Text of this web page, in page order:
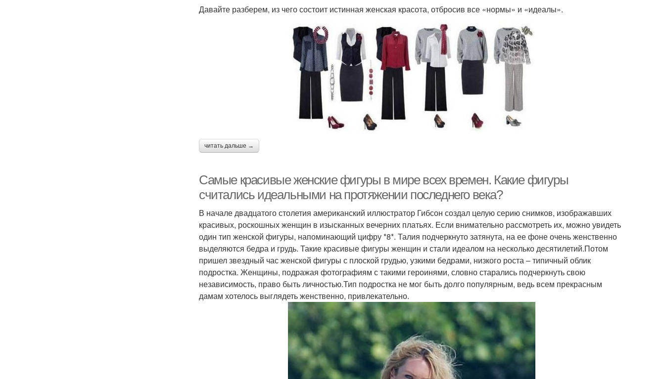
Давайте разберем, из чего состоит истинная женская красота, отбросив все «нормы» и «идеалы».
читать дальше →
Самые красивые женские фигуры в мире всех времен. Какие фигуры
считались идеальными на протяжении последнего века?
В начале двадцатого столетия американский иллюстратор Гибсон создал целую серию снимков, изображавших
красивых, роскошных женщин в изысканных вечерних платьях. Если внимательно рассмотреть их, можно увидеть
один тип женской фигуры, напоминающий цифру *8*. Талия подчеркнуто затянута, на ее фоне очень женственно
выделяются бедра и грудь. Такие красивые фигуры женщин и стали идеалом на несколько десятилетий.Потом
пришел звездный час женской фигуры с плоской грудью, узкими бедрами, низкого роста – типичный облик
подростка. Женщины, подражая фотографиям с такими героинями, словно старались подчеркнуть свою
независимость, право быть личностью.Тип подростка не мог быть долго популярным, ведь всем прекрасным
дамам хотелось выглядеть женственно, привлекательно.